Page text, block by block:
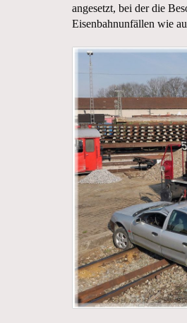
angesetzt, bei der die
Eisenbahnunfällen wie